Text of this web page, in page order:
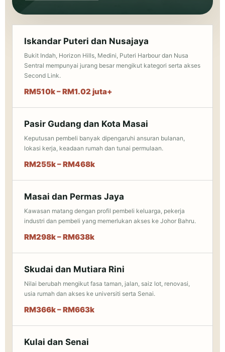
Iskandar Puteri dan Nusajaya
Bukit Indah, Horizon Hills, Medini, Puteri Harbour dan Nusa
Sentral mempunyai jurang besar mengikut kategori serta akses
Second Link.
RM510k – RM1.02 juta+
Pasir Gudang dan Kota Masai
Keputusan pembeli banyak dipengaruhi ansuran bulanan,
lokasi kerja, keadaan rumah dan tunai permulaan.
RM255k – RM468k
Masai dan Permas Jaya
Kawasan matang dengan profil pembeli keluarga, pekerja
industri dan pembeli yang memerlukan akses ke Johor Bahru.
RM298k – RM638k
Skudai dan Mutiara Rini
Nilai berubah mengikut fasa taman, jalan, saiz lot, renovasi,
usia rumah dan akses ke universiti serta Senai.
RM366k – RM663k
Kulai dan Senai